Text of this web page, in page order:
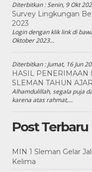
Diterbitkan :Senin, 9 Okt
Survey Lingkungan
2023
Login dengan klik link di
Oktober 2023...
Diterbitkan :Jumat, 16 Jun
HASIL PENERIMAAN
SLEMAN TAHUN
Alhamdulillah, segala puja
karena atas rahmat,...
Post Terbaru
MIN 1 Sleman Gelar
Kelima